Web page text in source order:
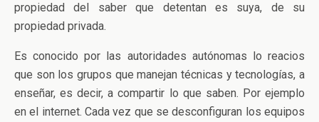
propiedad del saber que detentan es suya, de su
propiedad privada.
Es conocido por las autoridades autónomas lo reacios
que son los grupos que manejan técnicas y tecnologías, a
enseñar, es decir, a compartir lo que saben. Por ejemplo
en el internet. Cada vez que se desconfiguran los equipos